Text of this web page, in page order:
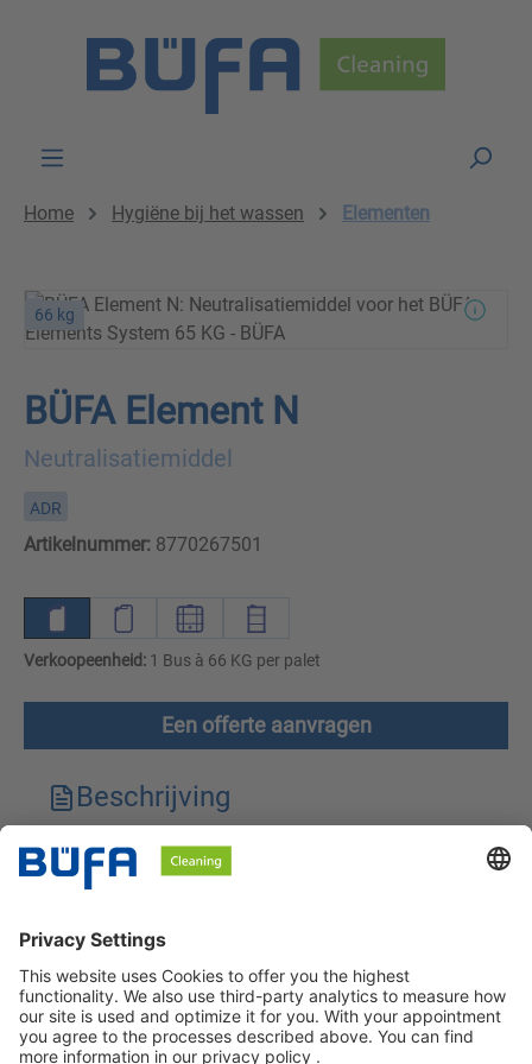
Home Hygiëne bij het wassen Elementen
66 kg
BÜFA Element N
Neutralisatiemiddel
ADR
Artikelnummer: 8770267501
Verkoopeenheid: 1 Bus à 66 KG per palet
Een offerte aanvragen
Beschrijving
Technische kenmerken
Veiligheidsinstructies